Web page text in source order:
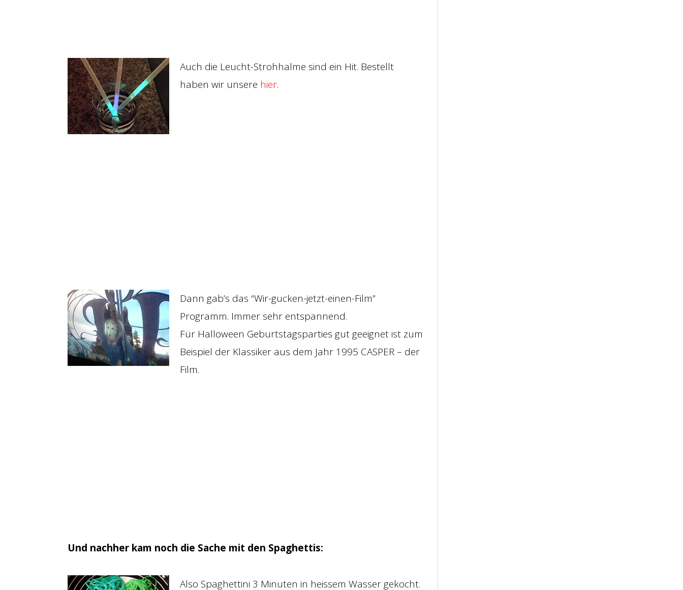
Auch die Leucht-Strohhalme sind ein Hit. Bestellt
haben wir unsere hier.
Dann gab’s das “Wir-gucken-jetzt-einen-Film”
Programm. Immer sehr entspannend.
Für Halloween Geburtstagsparties gut geeignet ist zum
Beispiel der Klassiker aus dem Jahr 1995 CASPER – der
Film.
Und nachher kam noch die Sache mit den Spaghettis:
Also Spaghettini 3 Minuten in heissem Wasser gekocht.